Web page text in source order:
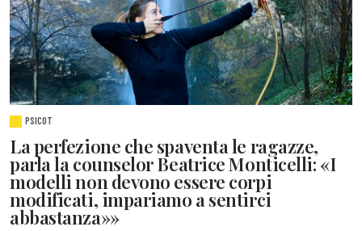
PSICOT
La perfezione che spaventa le ragazze,
parla la counselor Beatrice Monticelli: «I
modelli non devono essere corpi
modificati, impariamo a sentirci
abbastanza»»